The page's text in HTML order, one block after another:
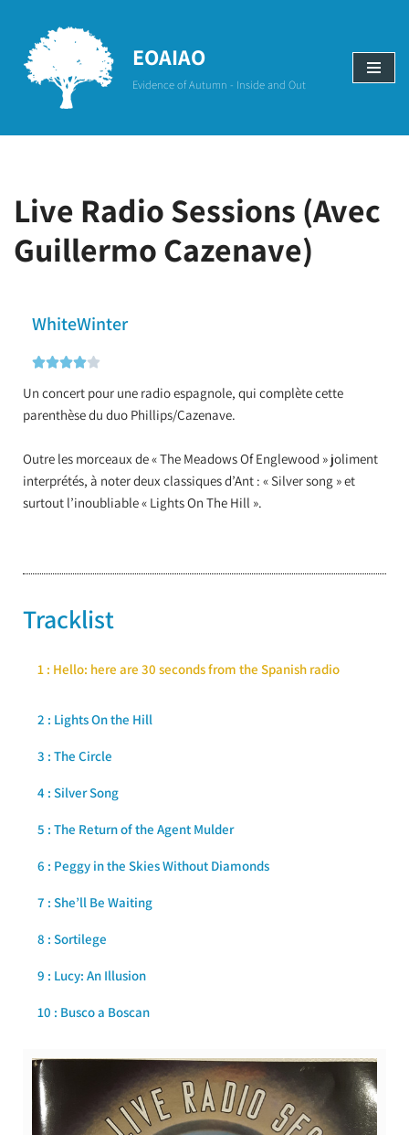
Aller
au
contenu
EOAIAO
Evidence of Autumn - Inside and Out
Live Radio Sessions (Avec
Guillermo Cazenave)
WhiteWinter

Un concert pour une radio espagnole, qui complète cette
parenthèse du duo Phillips/Cazenave.
Outre les morceaux de « The Meadows Of Englewood » joliment
interprétés, à noter deux classiques d’Ant : « Silver song » et
surtout l’inoubliable « Lights On The Hill ».
Tracklist
1 : Hello: here are 30 seconds from the Spanish radio
2 : Lights On the Hill
3 : The Circle
4 : Silver Song
5 : The Return of the Agent Mulder
6 : Peggy in the Skies Without Diamonds
7 : She’ll Be Waiting
8 : Sortilege
9 : Lucy: An Illusion
10 : Busco a Boscan